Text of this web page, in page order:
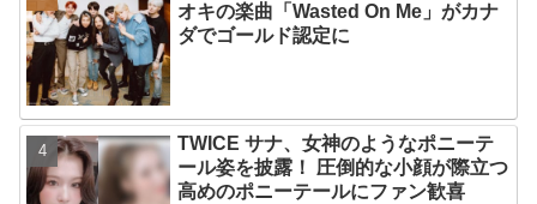
オキの楽曲「Wasted On Me」がカナ
ダでゴールド認定に
TWICE サナ、女神のようなポニーテ
ール姿を披露！ 圧倒的な小顔が際立つ
高めのポニーテールにファン歓喜